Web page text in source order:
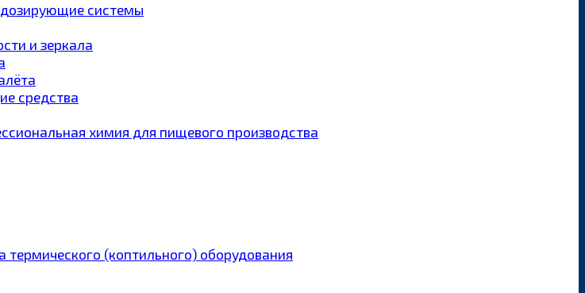
системы
и зеркала
средства
химия для пищевого производства
термического (коптильного) оборудования